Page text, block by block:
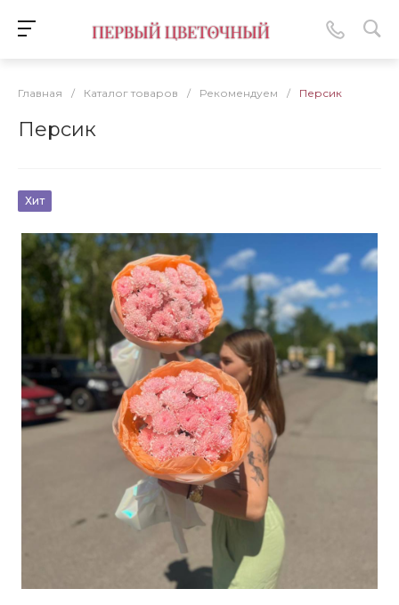
Главная / Каталог товаров / Рекомендуем / Персик
Персик
Хит